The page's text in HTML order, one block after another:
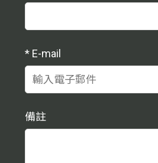
*E-mail
備註